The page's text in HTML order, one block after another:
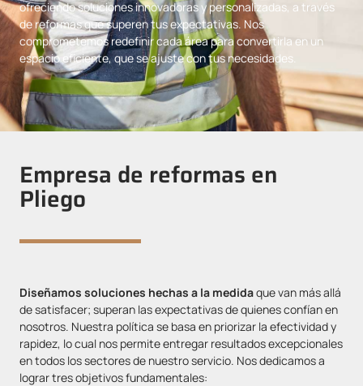
ofreciendo soluciones innovadoras y personalizadas, a través
de reformas que superen tus expectativas. Nos
comprometemos redefinir cada área para convertirla en un
espacio eficiente, que se ajuste con tus necesidades.
Empresa de reformas en
Pliego
Diseñamos soluciones hechas a la medidaque van más allá
de satisfacer; superan las expectativas de quienes confían en
nosotros. Nuestra política se basa en priorizar la efectividad y
rapidez, lo cual nos permite entregar resultados excepcionales
en todos los sectores de nuestro servicio. Nos dedicamos a
lograr tres objetivos fundamentales: